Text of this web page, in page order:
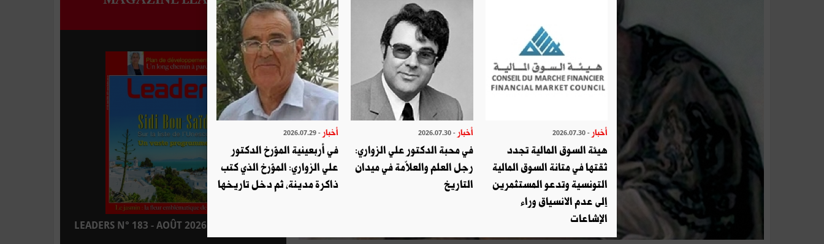
LEADERS N° 183 - AOÛT 2026 : EN KIOSQUE
أخبار - 2026.07.30
هيئة السوق المالية تجدد
ثقتها في متانة السوق المالية
التونسية وتدعو المستثمرين
إلى عدم الانسياق وراء
الإشاعات
أخبار - 2026.07.30
في محبة الدكتور علي الزواري:
رجل العلم والعلاّمة في ميدان
التاريخ
أخبار - 2026.07.29
في أربعينية المؤرخ الدكتور
علي الزواري: المؤرخ الذي كتب
ذاكرة مدينة، ثم دخل تاريخها